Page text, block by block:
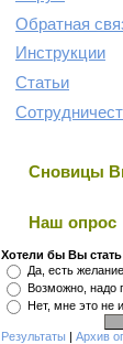
Обратная
Инструкции
Статьи
Сновицы
Наш опрос
Хотели бы Вы
Да, есть желание
Возможно, надо
Нет, мне это не
Результаты | Архив